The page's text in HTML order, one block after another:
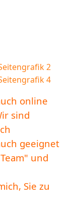
online
sind
geeignet
und
Sie zu